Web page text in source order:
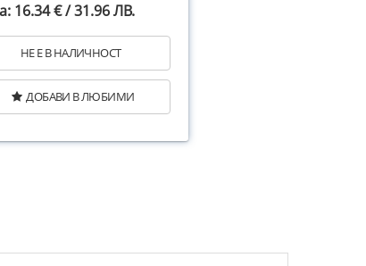
16.34 € / 31.96 ЛВ.
НЕ Е В НАЛИЧНОСТ
ДОБАВИ В ЛЮБИМИ